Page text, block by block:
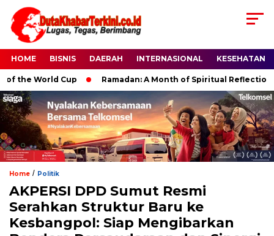
HOME BISNIS DAERAH INTERNASIONAL KESEHATAN
World Cup Ramadan: A Month of Spiritual Reflection,
Home / Politik
AKPERSI DPD Sumut Resmi
Serahkan Struktur Baru ke
Kesbangpol: Siap Mengibarkan